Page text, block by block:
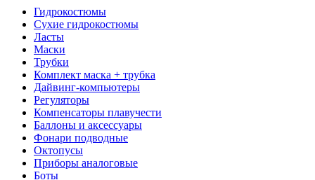
Гидрокостюмы
Сухие гидрокостюмы
Ласты
Маски
Трубки
Комплект маска + трубка
Дайвинг-компьютеры
Регуляторы
Компенсаторы плавучести
Баллоны и аксессуары
Фонари подводные
Октопусы
Приборы аналоговые
Боты